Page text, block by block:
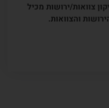
צוואות/ירושות מכיל
והצוואות.